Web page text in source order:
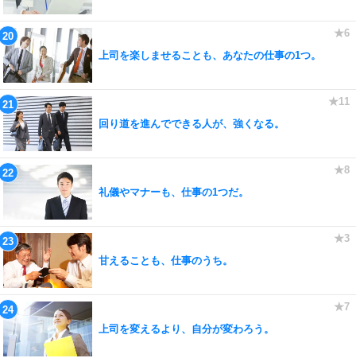
上司を楽しませることも、あなたの仕事の1つ。
回り道を進んでできる人が、強くなる。
礼儀やマナーも、仕事の1つだ。
甘えることも、仕事のうち。
上司を変えるより、自分が変わろう。